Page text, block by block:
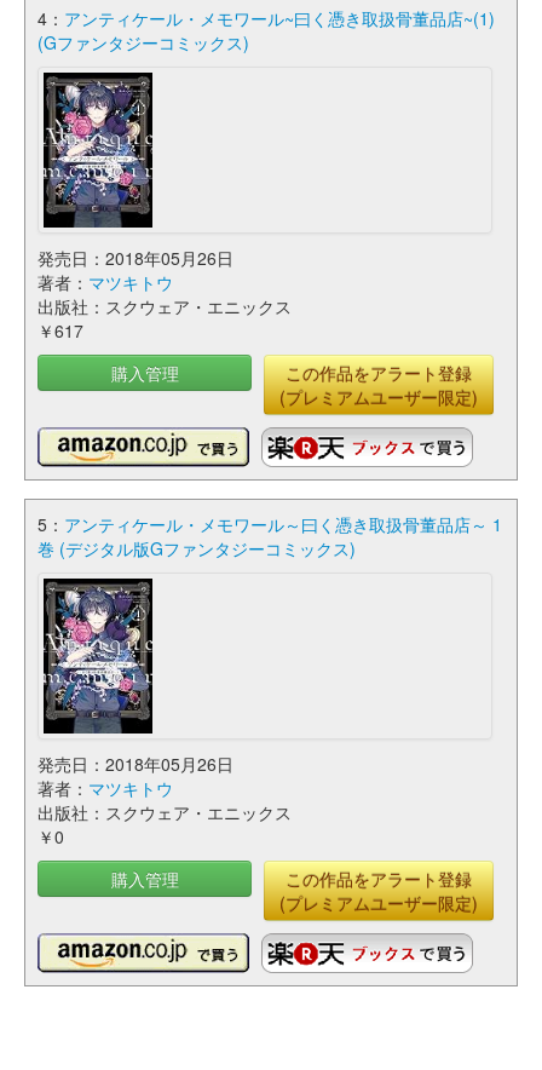
4： アンティケール・メモワール~曰く憑き取扱骨董品店~(1)
(Gファンタジーコミックス)
発売日：2018年05月26日
著者： マツキトウ
出版社：スクウェア・エニックス
￥617
購入管理
この作品をアラート登録
(プレミアムユーザー限定)
5： アンティケール・メモワール～曰く憑き取扱骨董品店～ 1
巻 (デジタル版Gファンタジーコミックス)
発売日：2018年05月26日
著者： マツキトウ
出版社：スクウェア・エニックス
￥0
購入管理
この作品をアラート登録
(プレミアムユーザー限定)